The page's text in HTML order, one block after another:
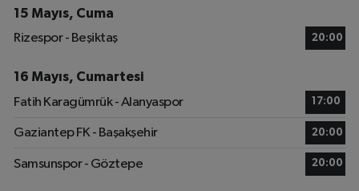
15 Mayıs, Cuma
Rizespor - Beşiktaş
20:00
16 Mayıs, Cumartesi
Fatih Karagümrük - Alanyaspor
17:00
Gaziantep FK - Başakşehir 20:00
Samsunspor - Göztepe 20:00